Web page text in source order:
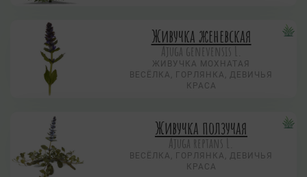
Живучка женевская
Ajuga genevensis L.
ЖИВУЧКА МОХНАТАЯ
ВЕСЁЛКА, ГОРЛЯНКА, ДЕВИЧЬЯ
КРАСА
Живучка ползучая
Аjuga reptans L.
ВЕСЁЛКА, ГОРЛЯНКА, ДЕВИЧЬЯ
КРАСА